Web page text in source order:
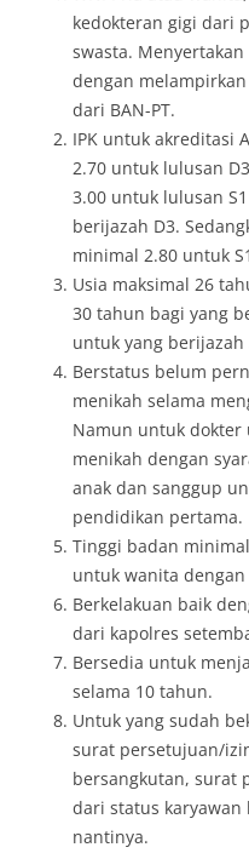
kedokteran gigi dari
swasta.
dengan
dari BAN-PT.
IPK untuk akreditasi
2.70 untuk lulusan
3.00 untuk lulusan
berijazah D3.
minimal 2.80 untuk
Usia maksimal 26
30 tahun bagi yang
untuk yang berijazah
Berstatus belum
menikah selama
Namun untuk
menikah dengan
anak dan sanggup
pendidikan pertama.
Tinggi badan
untuk wanita
Berkelakuan baik
dari kapolres
Bersedia untuk
selama 10 tahun.
Untuk yang sudah
surat persetujuan/
bersangkutan, surat
dari status
nantinya.